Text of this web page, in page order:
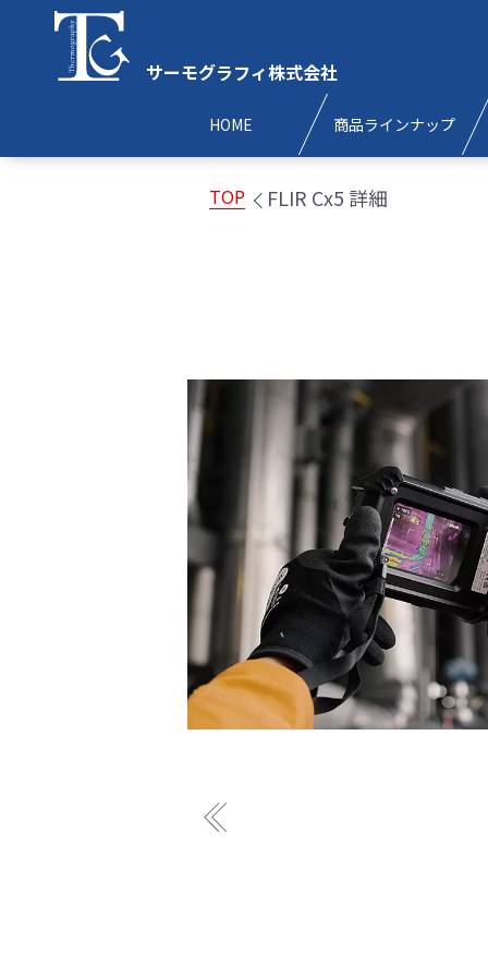
サーモグラフィ株式会社
HOME 商品ラインナップ
TOP FLIR Cx5 詳細